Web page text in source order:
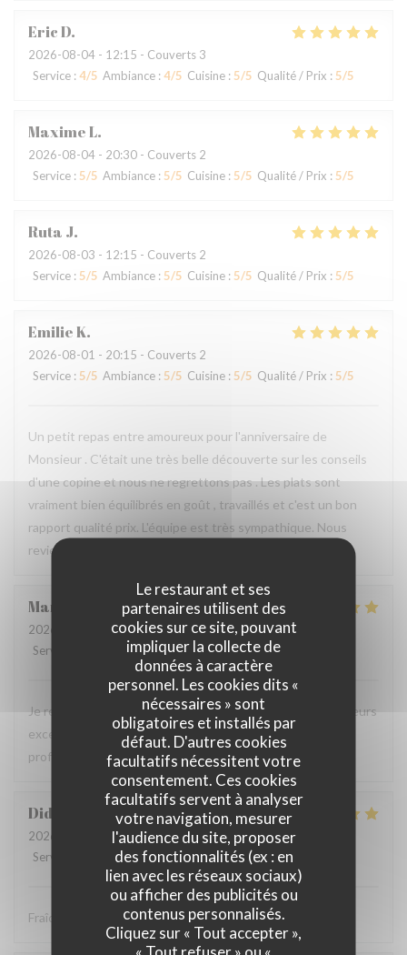
Le restaurant et ses
partenaires utilisent des
cookies sur ce site, pouvant
impliquer la collecte de
données à caractère
personnel. Les cookies dits «
nécessaires » sont
obligatoires et installés par
défaut. D'autres cookies
facultatifs nécessitent votre
consentement. Ces cookies
facultatifs servent à analyser
votre navigation, mesurer
l'audience du site, proposer
des fonctionnalités (ex : en
lien avec les réseaux sociaux)
ou afficher des publicités ou
contenus personnalisés.
Cliquez sur « Tout accepter »,
« Tout refuser » ou «
EricD
2026-08-04 - 12:15 - Couverts 3
Service : 4/5 Ambiance : 4/5 Cuisine : 5/5 Qualité / Prix : 5/5
MaximeL
2026-08-04 - 20:30 - Couverts 2
Service : 5/5 Ambiance : 5/5 Cuisine : 5/5 Qualité / Prix : 5/5
Ruta J
2026-08-03 - 12:15 - Couverts 2
Service : 5/5 Ambiance : 5/5 Cuisine : 5/5 Qualité / Prix : 5/5
EmilieK
2026-08-01 - 20:15 - Couverts 2
Service :5/5 Ambiance : 5/5 Cuisine : 5/5 Qualité / Prix :5/5
Un petit repas entre amoureux pour l'anniversaire de
Monsieur . C'était une très belle découverte sur les conseils
d'une copine et nous ne regrettons pas . Les plats sont
vraiment bien équilibrés en goût , travaillés et c'est un bon
rapport qualité prix. L'équipe est très sympathique. Nous
reviendrons c'est certain .
Martine
2026-08-01
- 20:45 - Couverts 4
Service
Ambiance:5/5 Cuisine: 5/5 Qualité / Prix
Je recommande ce restaurant, la qualité des plats, les saveurs
exceptionnelles sans compter la gentillesse et
professionnalisme du personnel.
Didier
2026-08-01
- 12:30 - Couverts 4
Service
Ambiance:5/5 Cuisine: 5/5 Qualité / Prix
Fraîcheur des produits